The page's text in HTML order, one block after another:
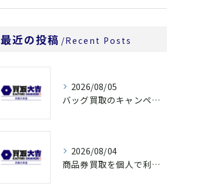
最近の投稿 Recent Posts
2026/08/05
バッグ買取のキャンペーンで奈良県橿原市でお得に売るための条件と注意点徹底ガイド
2026/08/04
商品券買取を個人で利用する際の奈良県橿原市で知っておきたい高換金ポイント